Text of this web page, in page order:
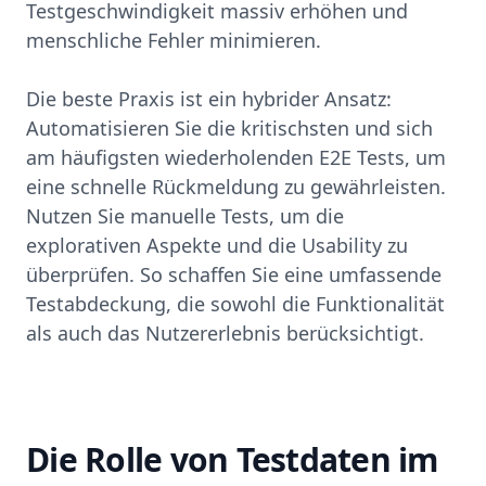
Testgeschwindigkeit massiv erhöhen und
menschliche Fehler minimieren.
Die beste Praxis ist ein hybrider Ansatz:
Automatisieren Sie die kritischsten und sich
am häufigsten wiederholenden E2E Tests, um
eine schnelle Rückmeldung zu gewährleisten.
Nutzen Sie manuelle Tests, um die
explorativen Aspekte und die Usability zu
überprüfen. So schaffen Sie eine umfassende
Testabdeckung, die sowohl die Funktionalität
als auch das Nutzererlebnis berücksichtigt.
Die Rolle von Testdaten im